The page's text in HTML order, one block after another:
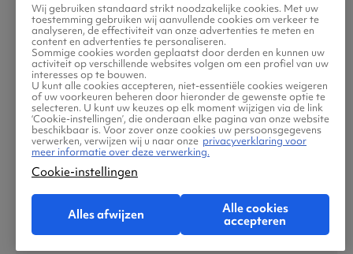
Parijs
Wij gebruiken standaard strikt noodzakelijke cookies. Met uw
toestemming gebruiken wij aanvullende cookies om verkeer te
analyseren, de effectiviteit van onze advertenties te meten en
content en advertenties te personaliseren.
Sommige cookies worden geplaatst door derden en kunnen uw
activiteit op verschillende websites volgen om een profiel van uw
interesses op te bouwen.
U kunt alle cookies accepteren, niet-essentiële cookies weigeren
of uw voorkeuren beheren door hieronder de gewenste optie te
selecteren. U kunt uw keuzes op elk moment wijzigen via de link
‘Cookie-instellingen’, die onderaan elke pagina van onze website
beschikbaar is. Voor zover onze cookies uw persoonsgegevens
verwerken, verwijzen wij u naar onze privacyverklaring voor
meer informatie over deze verwerking.
Cookie-instellingen
Alles afwijzen
Alle cookies
accepteren